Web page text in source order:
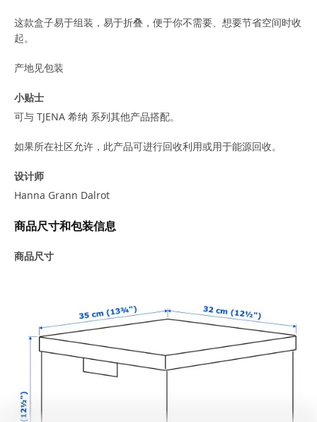
这款盒子易于组装，易于折叠，便于你不需要、想要节省空间时收
起。
产地见包装
小贴士
可与 TJENA 希纳 系列其他产品搭配。
如果所在社区允许，此产品可进行回收利用或用于能源回收。
设计师
Hanna Grann Dalrot
商品尺寸和包装信息
商品尺寸